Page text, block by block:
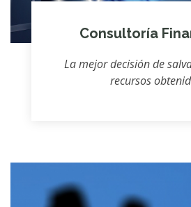
Consultoría
La mejor decisión de
recursos